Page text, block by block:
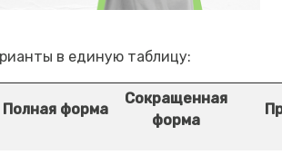
в единую таблицу:
Полная форма
Сокращенная
форма